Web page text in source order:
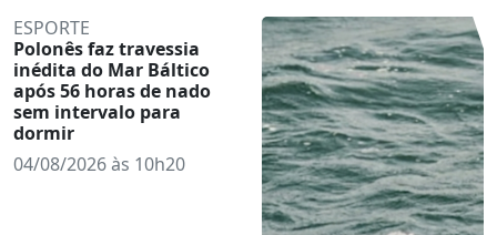
ESPORTE
Polonês faz travessia
inédita do Mar Báltico
após 56 horas de nado
sem intervalo para
dormir
04/08/2026 às 10h20